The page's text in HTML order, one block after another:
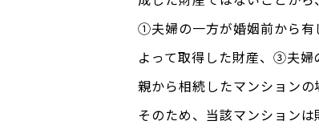
①夫婦の一方が婚姻前から有
よって取得した財産、③夫婦
親から相続したマンション
そのため、当該マンションは